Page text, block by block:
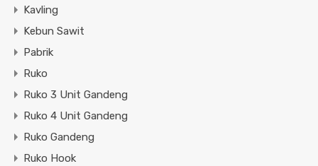
Kavling
Kebun Sawit
Pabrik
Ruko
Ruko 3 Unit Gandeng
Ruko 4 Unit Gandeng
Ruko Gandeng
Ruko Hook